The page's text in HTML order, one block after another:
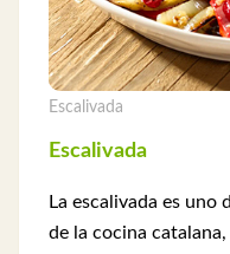
Escalivada
Escalivada
La escalivada es uno
de la cocina